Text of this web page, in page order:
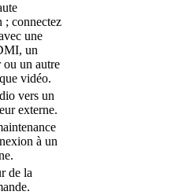
; connectez
une
un
ou un autre
vidéo.
vers un
externe.
à un
de la